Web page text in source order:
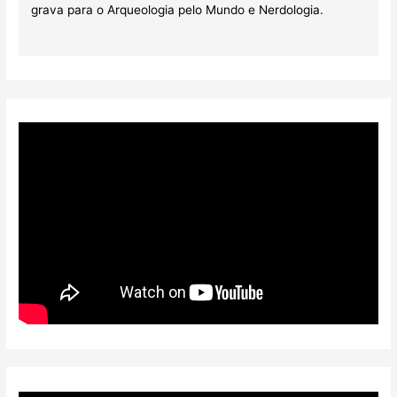
grava para o Arqueologia pelo Mundo e Nerdologia.